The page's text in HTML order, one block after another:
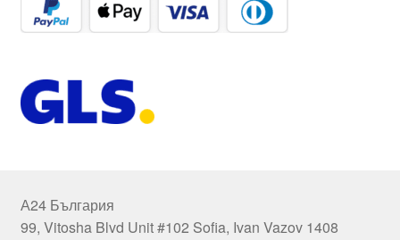
А24 България
99, Vitosha Blvd Unit #102 Sofia, Ivan Vazov 1408